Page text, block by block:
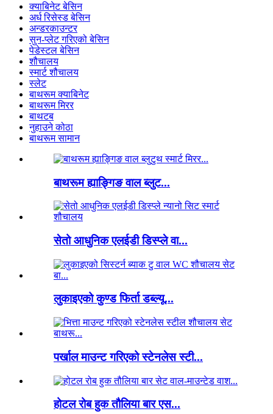
क्याबिनेट बेसिन
अर्ध रिसेस्ड बेसिन
अन्डरकाउन्टर
सुन-प्लेट गरिएको बेसिन
पेडेस्टल बेसिन
शौचालय
स्मार्ट शौचालय
स्लेट
बाथरूम क्याबिनेट
बाथरूम मिरर
बाथटब
नुहाउने कोठा
बाथरूम सामान
बाथरूम ह्याङ्गिङ वाल ब्लुट...
सेतो आधुनिक एलईडी डिस्प्ले वा...
लुकाइएको कुण्ड फिर्ता डब्ल्यू...
पर्खाल माउन्ट गरिएको स्टेनलेस स्टी...
होटल रोब हुक तौलिया बार एस...